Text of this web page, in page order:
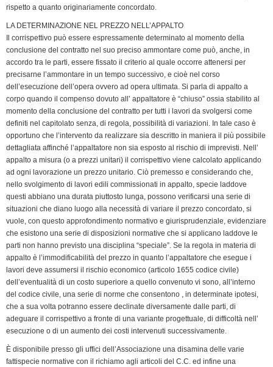
o
o
k
d
I
n
e
r
A
p
p
r
a
m
i
n
k
F
r
i
e
n
l
y
rispetto a quanto originariamente concordato.
LA DETERMINAZIONE NEL PREZZO NELL’APPALTO
Il corrispettivo può essere espressamente determinato al momento della
conclusione del contratto nel suo preciso ammontare come può, anche, in
accordo tra le parti, essere fissato il criterio al quale occorre attenersi per
precisarne l’ammontare in un tempo successivo, e cioè nel corso
dell’esecuzione dell’opera ovvero ad opera ultimata. Si parla di appalto a
corpo quando il compenso dovuto all’ appaltatore è “chiuso” ossia stabilito al
momento della conclusione del contratto per tutti i lavori da svolgersi come
definiti nel capitolato senza, di regola, possibilità di variazioni. In tale caso è
opportuno che l’intervento da realizzare sia descritto in maniera il più possibile
dettagliata affinché l’appaltatore non sia esposto al rischio di imprevisti. Nell’
appalto a misura (o a prezzi unitari) il corrispettivo viene calcolato applicando
ad ogni lavorazione un prezzo unitario. Ciò premesso e considerando che,
nello svolgimento di lavori edili commissionati in appalto, specie laddove
questi abbiano una durata piuttosto lunga, possono verificarsi una serie di
situazioni che diano luogo alla necessità di variare il prezzo concordato, si
vuole, con questo approfondimento normativo e giurisprudenziale, evidenziare
che esistono una serie di disposizioni normative che si applicano laddove le
parti non hanno previsto una disciplina “speciale”. Se la regola in materia di
appalto è l’immodificabilità del prezzo in quanto l’appaltatore che esegue i
lavori deve assumersi il rischio economico (articolo 1655 codice civile)
dell’eventualità di un costo superiore a quello convenuto vi sono, all’interno
del codice civile, una serie di norme che consentono , in determinate ipotesi,
che a sua volta potranno essere declinate diversamente dalle parti, di
adeguare il corrispettivo a fronte di una variante progettuale, di difficoltà nell’
esecuzione o di un aumento dei costi intervenuti successivamente.
È disponibile presso gli uffici dell’Associazione una disamina delle varie
fattispecie normative con il richiamo agli articoli del C.C. ed infine una